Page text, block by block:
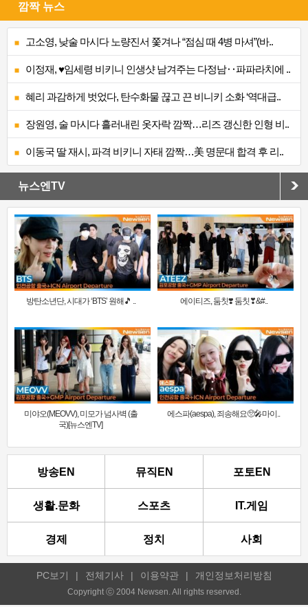
깜짝 뉴스
고소영, 낮술 마시다 노량진서 쫓겨나 “점심 때 4병 마셔”(바..
이정재, ♥임세령 비키니 인생샷 남겨주는 다정남‥파파라치에 ..
혜리 과감하게 벗었다, 탄수화물 끊고 끈 비니키 소화 ‘역대급..
장원영, 술 마시다 흘러내린 옷자락 깜짝…리즈 갱신한 인형 비..
이동국 딸 재시, 파격 비키니 자태 깜짝…美 명문대 합격 후 리..
뉴스엔TV
방탄소년단, 시대가 ‘BTS’ 원해🎵 .. 에이티즈, 둠칫❣️ 둠칫❣&#..
미야오(MEOVV), 미모가 넘사벽 (출
국)[뉴스엔TV]
에스파(aespa), 죄송해요🥺🎤마이..
방송EN 뮤직EN 포토EN
생활.문화 스포츠 IT.게임
경제 정치 사회
PC보기 | 전체기사 | 이용약관 | 개인정보처리방침
Copyright ⓒ 2004 Newsen. All rights reserved.